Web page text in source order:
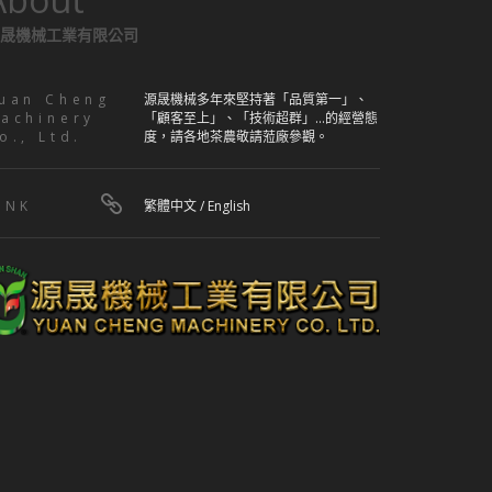
機械工業有限公司
Cheng
Ltd.
源晟機械多年來堅持著「品質第一」、
「顧客至上」、「技術超群」...的經營態
度，請各地茶農敬請蒞廠參觀。
繁體中文/ English